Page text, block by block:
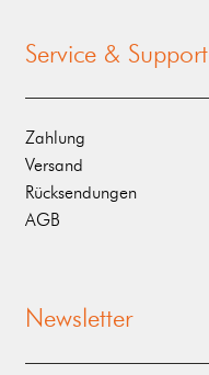
Service & Support
Zahlung
Versand
Rücksendungen
AGB
Newsletter